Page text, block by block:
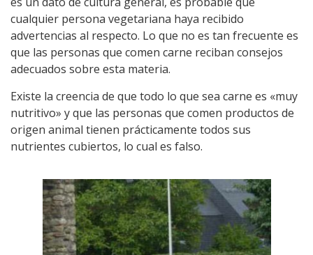
cualquier persona vegetariana haya recibido
advertencias al respecto. Lo que no es tan frecuente es
que las personas que comen carne reciban consejos
adecuados sobre esta materia.
Existe la creencia de que todo lo que sea carne es «muy
nutritivo» y que las personas que comen productos de
origen animal tienen prácticamente todos sus
nutrientes cubiertos, lo cual es falso.